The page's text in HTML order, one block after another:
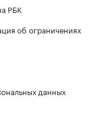
РБК
об ограничениях
данных